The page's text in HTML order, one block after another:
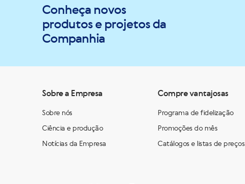
Conheça novos
produtos e projetos da
Companhia
Sobre a Empresa
Sobre nós
Ciência e produção
Notícias da Empresa
Compre vantajosas
Programa de fidelização
Promoções do mês
Catálogos e listas de preços